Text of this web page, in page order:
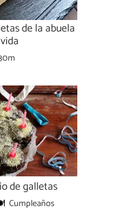
de la abuela
de galletas
Cumpleaños